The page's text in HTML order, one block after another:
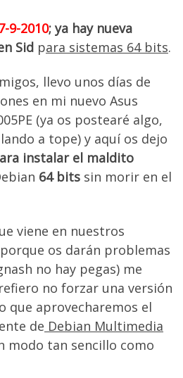
9-2010; ya hay nueva
Sid para sistemas 64 bits.
llevo unos días de
en mi nuevo Asus
(ya os postearé algo,
a tope) y aquí os dejo
instalar el maldito
64 bits sin morir en el
viene en nuestros
os darán problemas
no hay pegas) me
no forzar una versión
que aprovecharemos el
de Debian Multimedia
modo tan sencillo como